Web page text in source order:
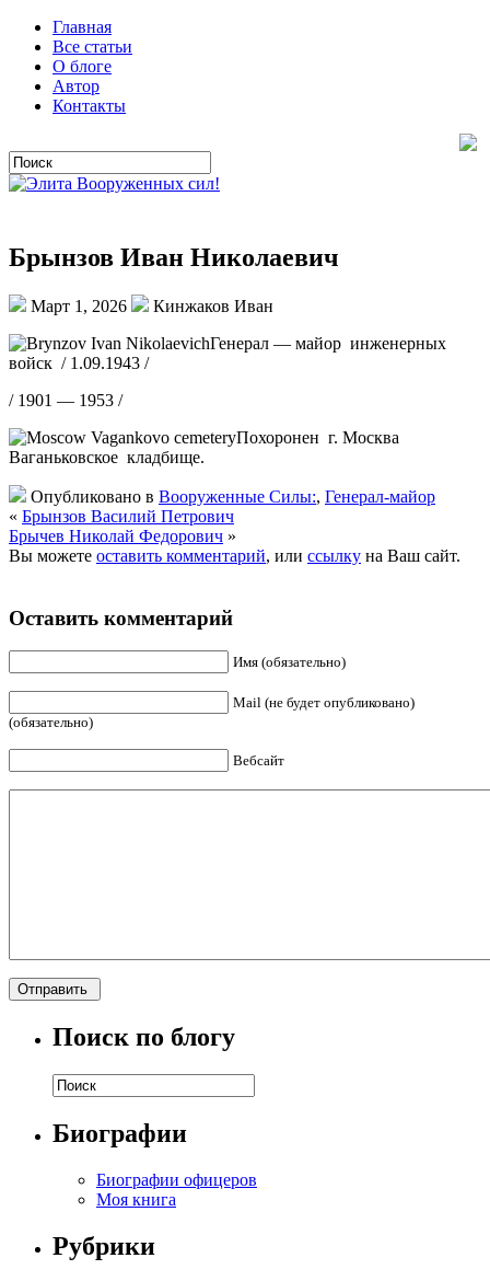
Главная
Все статьи
О блоге
Автор
Контакты
Брынзов Иван Николаевич
Март 1, 2026
Кинжаков Иван
Генерал — майор инженерных
войск / 1.09.1943 /
/ 1901 — 1953 /
Похоронен г. Москва
Ваганьковское кладбище.
Опубликовано в Вооруженные Силы:, Генерал-майор
« Брынзов Василий Петрович
Брычев Николай Федорович »
Вы можете оставить комментарий, или ссылку на Ваш сайт.
Оставить комментарий
Имя (обязательно)
Mail (не будет опубликовано)
(обязательно)
Вебсайт
Поиск по блогу
Биографии
Биографии офицеров
Моя книга
Рубрики